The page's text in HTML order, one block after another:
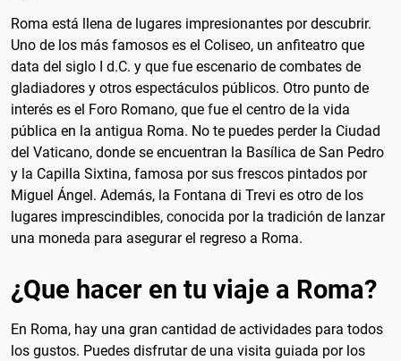
Roma está llena de lugares impresionantes por descubrir.
Uno de los más famosos es el Coliseo, un anfiteatro que
data del siglo I d.C. y que fue escenario de combates de
gladiadores y otros espectáculos públicos. Otro punto de
interés es el Foro Romano, que fue el centro de la vida
pública en la antigua Roma. No te puedes perder la Ciudad
del Vaticano, donde se encuentran la Basílica de San Pedro
y la Capilla Sixtina, famosa por sus frescos pintados por
Miguel Ángel. Además, la Fontana di Trevi es otro de los
lugares imprescindibles, conocida por la tradición de lanzar
una moneda para asegurar el regreso a Roma.
¿Que hacer en tu viaje a Roma?
En Roma, hay una gran cantidad de actividades para todos
los gustos. Puedes disfrutar de una visita guiada por los